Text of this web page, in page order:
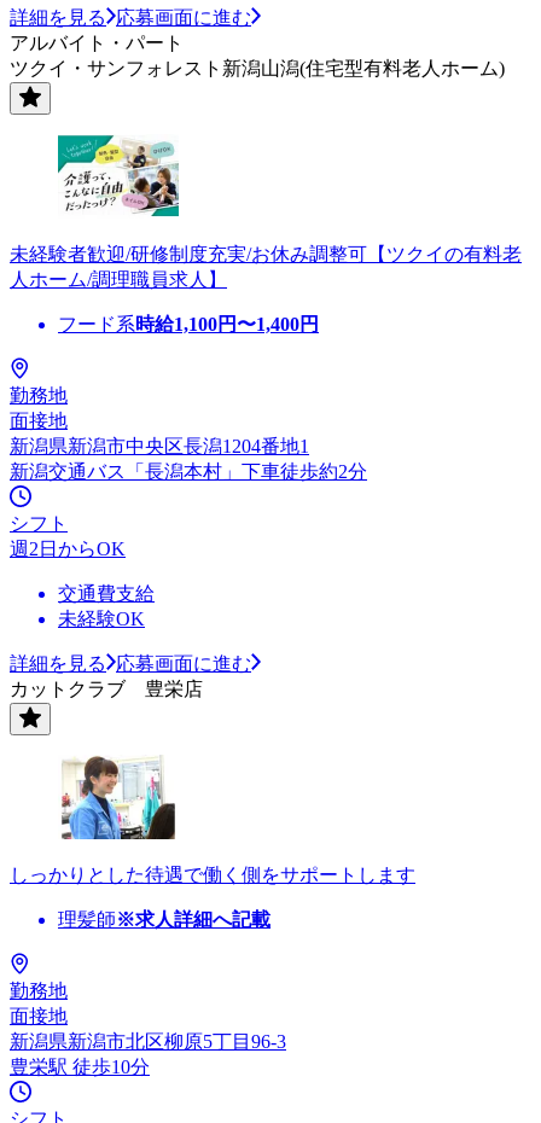
詳細を見る
応募画面に進む
アルバイト・パート
ツクイ・サンフォレスト新潟山潟(住宅型有料老人ホーム)
未経験者歓迎/研修制度充実/お休み調整可【ツクイの有料老
人ホーム/調理職員求人】
フード系時給1,100円〜1,400円
勤務地
面接地
新潟県新潟市中央区長潟1204番地1
新潟交通バス「長潟本村」下車徒歩約2分
シフト
週2日からOK
交通費支給
未経験OK
詳細を見る
応募画面に進む
カットクラブ 豊栄店
しっかりとした待遇で働く側をサポートします
理髪師※求人詳細へ記載
勤務地
面接地
新潟県新潟市北区柳原5丁目96-3
豊栄駅 徒歩10分
シフト